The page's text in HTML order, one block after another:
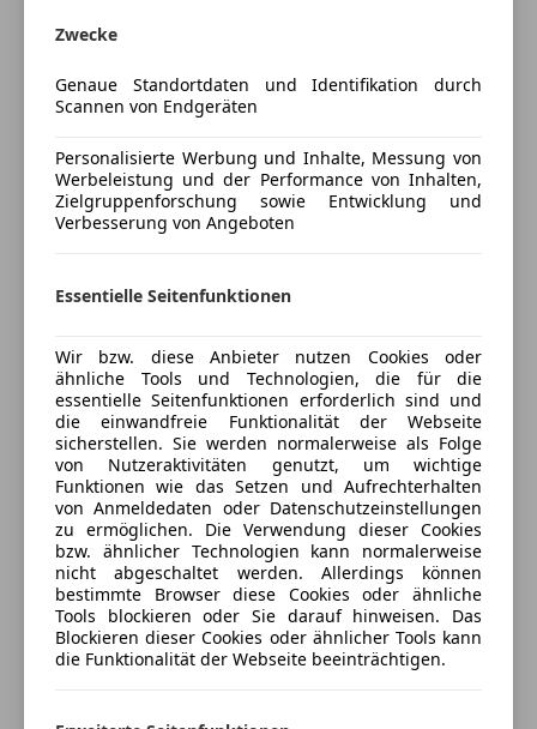
ABS
Fahrerairbag
Kopfairbag
Nebelscheinwerfer
Seitenairbag
Servolenkung
Voll-LED Scheinwerfer
Zentralverriegelung mit Funkfernbedienung
Extras
Alufelgen
Ambientebeleuchtung
Dachreling
Innenspiegel automatisch abblendend
✔ GR-Sport Paket – sportliche Optik & exklusive GR-
Details
✔ Effizienter Hybridantrieb – kraftvoll & sparsam
✔ Komfort & Sicherheit – modernste
Assistenzsysteme serienmäßig
✔ Erhöhte Sitzposition – perfekter Überblick im Stadt-
Jetzt verfügbar im Autohaus Sapper, Zeltweg – und
Mehr anzeigen
Preisbewertung
Mehr anzeigen
Kfz-Versicherung
Versicherungsschutz an Ihre Bedürfnisse
anpassen
Freischaden-Gutschein ab Stufe 0
Auto einfach online versichern & Rabatt holen
Jetzt berechnen
Zwecke
Genaue Standortdaten und Identifikation durch
Scannen von Endgeräten
Personalisierte Werbung und Inhalte, Messung von
Werbeleistung und der Performance von Inhalten,
Zielgruppenforschung sowie Entwicklung und
Verbesserung von Angeboten
Essentielle Seitenfunktionen
Wir bzw. diese Anbieter nutzen Cookies oder
ähnliche Tools und Technologien, die für die
essentielle Seitenfunktionen erforderlich sind und
die einwandfreie Funktionalität der Webseite
sicherstellen. Sie werden normalerweise als Folge
von Nutzeraktivitäten genutzt, um wichtige
Funktionen wie das Setzen und Aufrechterhalten
von Anmeldedaten oder Datenschutzeinstellungen
zu ermöglichen. Die Verwendung dieser Cookies
bzw. ähnlicher Technologien kann normalerweise
nicht abgeschaltet werden. Allerdings können
bestimmte Browser diese Cookies oder ähnliche
Tools blockieren oder Sie darauf hinweisen. Das
Blockieren dieser Cookies oder ähnlicher Tools kann
die Funktionalität der Webseite beeinträchtigen.